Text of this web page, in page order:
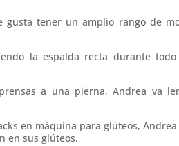
gusta tener un amplio rango de
la espalda recta durante
a una pierna, Andrea va
en máquina para glúteos,
en sus glúteos.